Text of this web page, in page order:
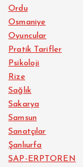
Ordu
Osmaniye
Oyuncular
Pratik Tarifler
Psikoloji
Rize
Sağlık
Sakarya
Samsun
Sanatçılar
Şanlıurfa
SAP-ERPTOREN